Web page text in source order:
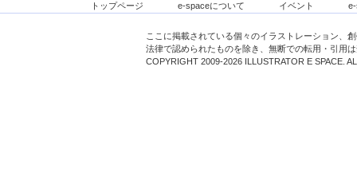
トップページ e-spaceについて イベント
ここに掲載されている個々のイラストレーション、
法律で認められたものを除き、無断での転用・引用
COPYRIGHT 2009-2026 ILLUSTRATOR E SPACE.